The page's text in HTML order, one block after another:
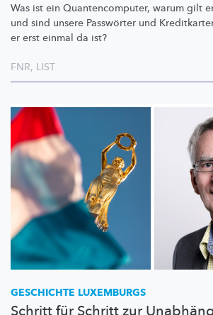
Was ist ein Quantencomputer, warum gilt
und sind unsere Passwörter und
er erst einmal da ist?
FNR, LIST
GESCHICHTE LUXEMBURGS
Schritt für Schritt zur